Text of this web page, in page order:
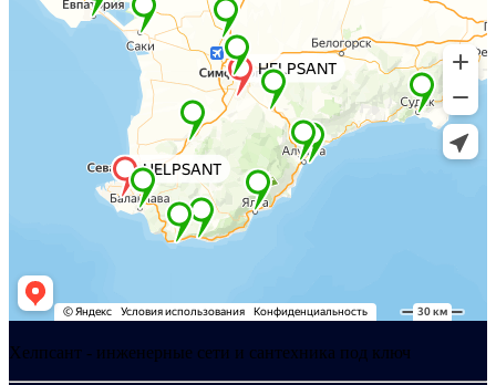
Хелпсант - инженерные сети и сантехника под ключ